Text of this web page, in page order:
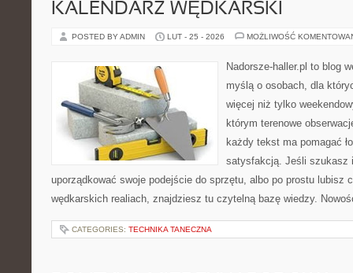
KALENDARZ WĘDKARSKI
POSTED BY ADMIN LUT - 25 - 2026 MOŻLIWOŚĆ
Nadorsze-haller.pl to blog
myślą o osobach, dla
więcej niż tylko
którym terenowe
każdy tekst ma pomagać
satysfakcją. Jeśli szukasz
uporządkować swoje podejście do sprzętu, albo po prostu lubisz
wędkarskich realiach, znajdziesz tu czytelną bazę wiedzy.
CATEGORIES: TECHNIKA TANECZNA